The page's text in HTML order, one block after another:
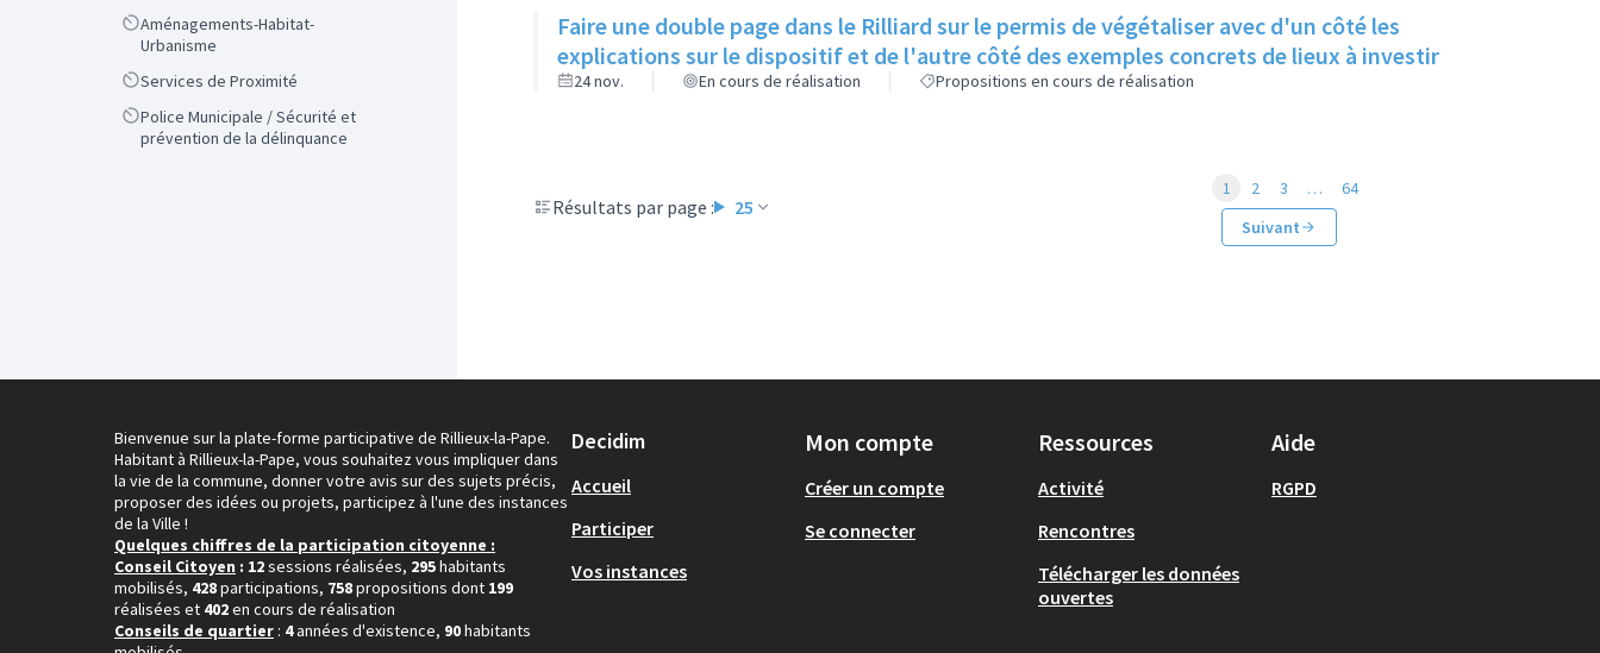
Scope
Aménagements-Habitat-
Urbanisme
ScopeServices de Proximité
Scope
Police Municipale / Sécurité et
prévention de la délinquance
Faire une double page dans le Rilliard sur le permis de végétaliser avec d'un côté les
explications sur le dispositif et de l'autre côté des exemples concrets de lieux à investir
24 nov. En cours de réalisation Propositions en cours de réalisation
Résultats par page : 25
1 2 3 …
64
Suivant
Bienvenue sur la plate-forme participative de Rillieux-la-Pape.
Habitant à Rillieux-la-Pape, vous souhaitez vous impliquer dans
la vie de la commune, donner votre avis sur des sujets précis,
proposer des idées ou projets, participez à l'une des instances
de la Ville !
Quelques chiffres de la participation citoyenne :
Conseil Citoyen : 12sessions réalisées, 295habitants
mobilisés, 428participations, 758propositions dont 199
réalisées et 402en cours de réalisation
Conseils de quartier : 4années d'existence, 90habitants
Decidim
Accueil
Participer
Vos instances
Mon compte
Créer un compte
Se connecter
Ressources
Activité
Rencontres
Télécharger les données
ouvertes
Aide
RGPD